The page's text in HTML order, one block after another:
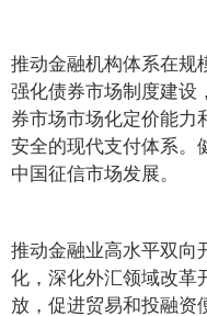
推动金融机构体系在规
强化债券市场制度建设
券市场市场化定价能力
安全的现代支付体系。
中国征信市场发展。
推动金融业高水平双向
化，深化外汇领域改革
放，促进贸易和投融资